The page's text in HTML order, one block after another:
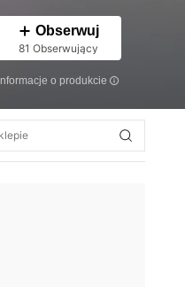
Obserwuj
81 Obserwujący
Informacje o produkcie